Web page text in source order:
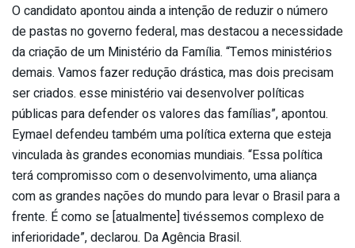
O candidato apontou ainda a intenção de reduzir o número
de pastas no governo federal, mas destacou a necessidade
da criação de um Ministério da Família. “Temos ministérios
demais. Vamos fazer redução drástica, mas dois precisam
ser criados. esse ministério vai desenvolver políticas
públicas para defender os valores das famílias”, apontou.
Eymael defendeu também uma política externa que esteja
vinculada às grandes economias mundiais. “Essa política
terá compromisso com o desenvolvimento, uma aliança
com as grandes nações do mundo para levar o Brasil para a
frente. É como se [atualmente] tivéssemos complexo de
inferioridade”, declarou. Da Agência Brasil.